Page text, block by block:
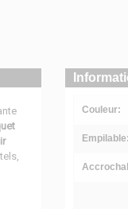
Couleur:
Empilable: